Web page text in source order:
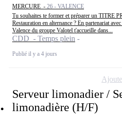
MERCURE - 26 - VALENCE
Tu souhaites te former et préparer un TITRE
Restauration en alternance ? En partenariat
Valence du groupe Valotel t'accueille dans...
CDD - Temps plein
Publié il y a 4 jours
Serveur limonadier /
limonadière (H/F)